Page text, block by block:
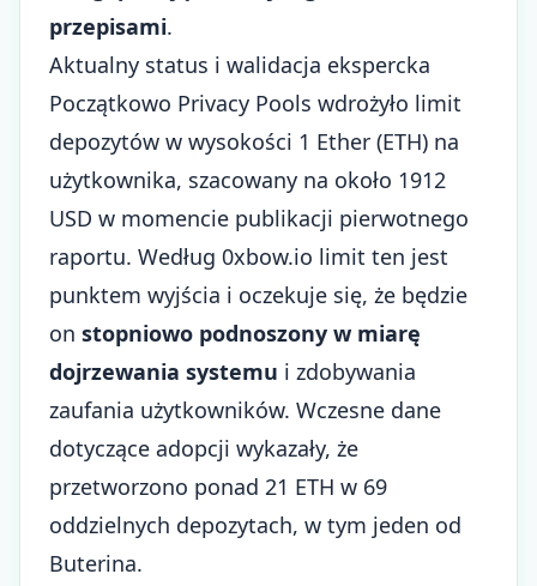
przepisami.
Aktualny status i walidacja ekspercka
Początkowo Privacy Pools wdrożyło limit
depozytów w wysokości 1 Ether (ETH) na
użytkownika, szacowany na około 1912
USD w momencie publikacji pierwotnego
raportu. Według 0xbow.io limit ten jest
punktem wyjścia i oczekuje się, że będzie
on stopniowo podnoszony w miarę
dojrzewania systemu i zdobywania
zaufania użytkowników. Wczesne dane
dotyczące adopcji wykazały, że
przetworzono ponad 21 ETH w 69
oddzielnych depozytach, w tym jeden od
Buterina.